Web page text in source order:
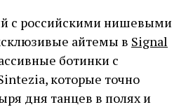
с российскими нишевыми
айтемы в Signal
ботинки с
которые точно
дня танцев в полях и